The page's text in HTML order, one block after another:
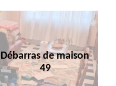
Débarras de maison
49